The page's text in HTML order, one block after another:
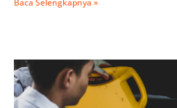
Baca Selengkapnya »